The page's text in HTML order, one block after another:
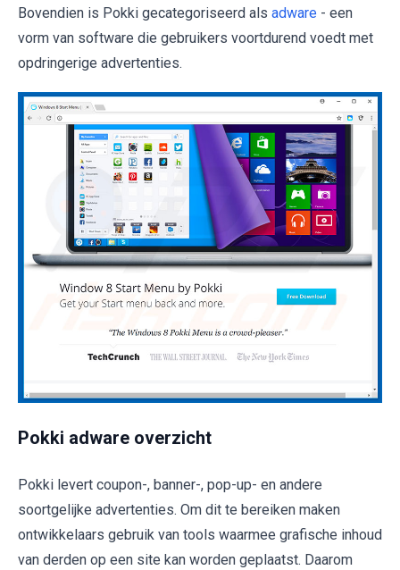
Bovendien is Pokki gecategoriseerd als adware - een
vorm van software die gebruikers voortdurend voedt met
opdringerige advertenties.
Pokki adware overzicht
Pokki levert coupon-, banner-, pop-up- en andere
soortgelijke advertenties. Om dit te bereiken maken
ontwikkelaars gebruik van tools waarmee grafische inhoud
van derden op een site kan worden geplaatst. Daarom